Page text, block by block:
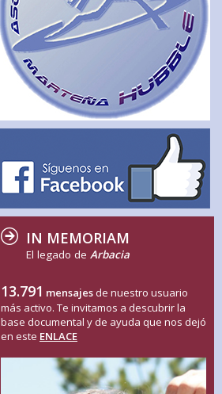
IN MEMORIAM
El legado de Arbacia
13.791 mensajes de nuestro usuario
más activo. Te invitamos a descubrir la
base documental y de ayuda que nos dejó
en este ENLACE